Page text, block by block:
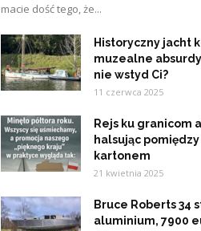
macie dość tego, że...
Historyczny jacht
muzealne absurdy
nie wstyd Ci?
11 czerwca 2025
Rejs ku granicom
halsując
kartonem
21 kwietnia 2025
Bruce Roberts 34
aluminium, 7900